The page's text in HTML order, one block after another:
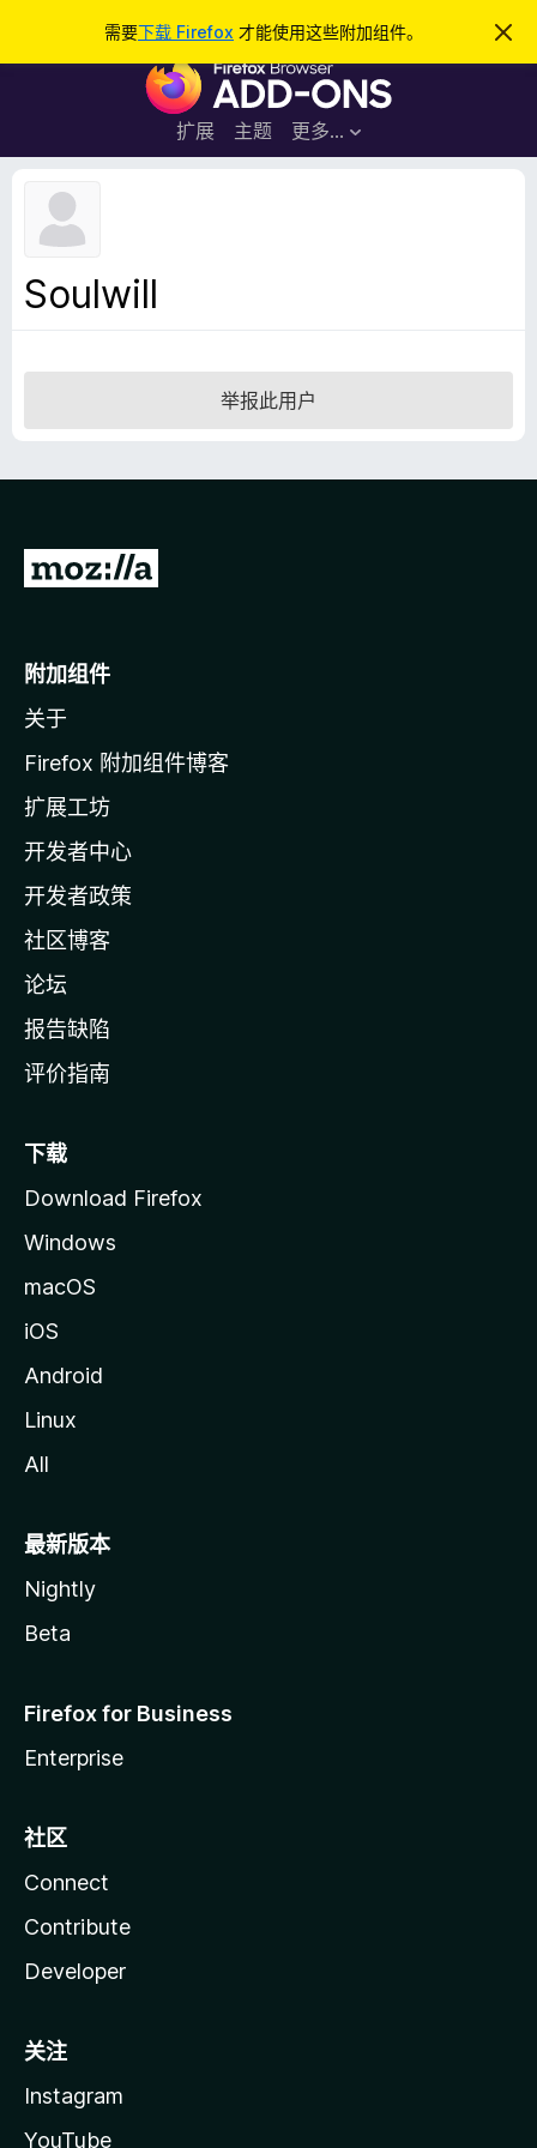
需要下载 Firefox 才能使用这些附加组件。
忽
此
F
r
e
加
组
扩展 主题 更多…
登录
Soulwill
举报此用户
转
o
i
l
a
主
页
附加组件
关于
Firefox 附加组件博客
扩展工坊
开发者中心
开发者政策
社区博客
论坛
报告缺陷
评价指南
下载
Download Firefox
Windows
macOS
iOS
Android
Linux
All
最新版本
Nightly
Beta
Firefox for Business
Enterprise
社区
Connect
Contribute
Developer
关注
Instagram
YouTube